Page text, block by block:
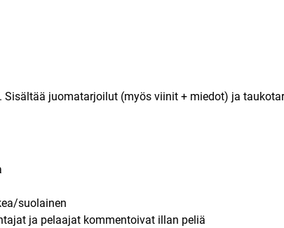
juomatarjoilut (myös viinit + miedot) ja
suolainen
ja pelaajat kommentoivat illan peliä